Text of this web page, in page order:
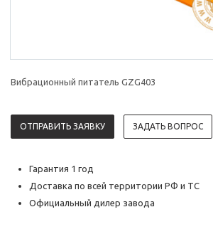
Вибрационный питатель GZG403
ОТПРАВИТЬ ЗАЯВКУ ЗАДАТЬ ВОПРОС
Гарантия 1 год
Доставка по всей территории РФ и ТС
Официальный дилер завода